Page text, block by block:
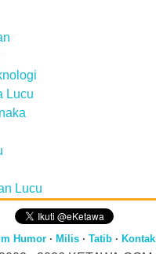
Lucu
Lucu
Humor· Milis· Tatib· Kontak